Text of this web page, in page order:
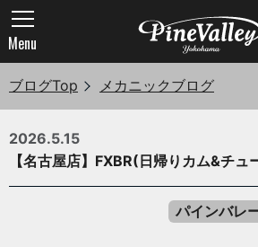
Menu
ブログTop メカニックブログ
2026.5.15
【名古屋店】FXBR(日帰りカム&チュ
パインバレ